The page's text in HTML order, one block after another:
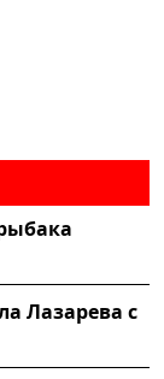
Лазарева с